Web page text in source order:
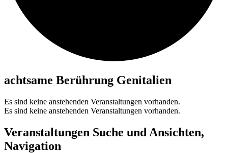
achtsame Berührung Genitalien
Es sind keine anstehenden Veranstaltungen vorhanden.
Es sind keine anstehenden Veranstaltungen vorhanden.
Veranstaltungen Suche und Ansichten,
Navigation